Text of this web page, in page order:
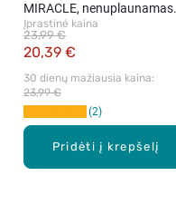
Pridėti į krepšelį
MIRACLE, nenuplaunamas
plaukų kondicionierius, 167
ml
Įprastinė kaina
20,39 €
23,99 €
30 dienų mažiausia kaina:
23,99 €
2